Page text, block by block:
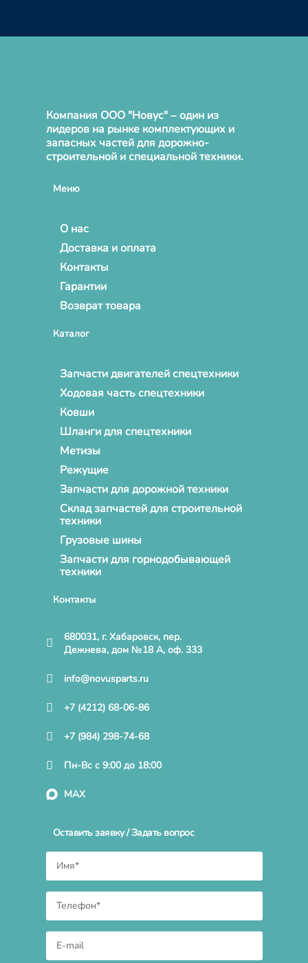
Компания ООО "Новус" – один из
лидеров на рынке комплектующих и
запасных частей для дорожно-
строительной и специальной техники.
Меню
О нас
Доставка и оплата
Контакты
Гарантии
Возврат товара
Каталог
Запчасти двигателей спецтехники
Ходовая часть спецтехники
Ковши
Шланги для спецтехники
Метизы
Режущие
Запчасти для дорожной техники
Склад запчастей для строительной
техники
Грузовые шины
Запчасти для горнодобывающей
техники
Контакты
680031, г. Хабаровск, пер.
Дежнева, дом №18 А, оф. 333
info@novusparts.ru
+7 (4212) 68-06-86
+7 (984) 298-74-68
Пн-Вс с 9:00 до 18:00
MAX
Оставить заявку / Задать вопрос